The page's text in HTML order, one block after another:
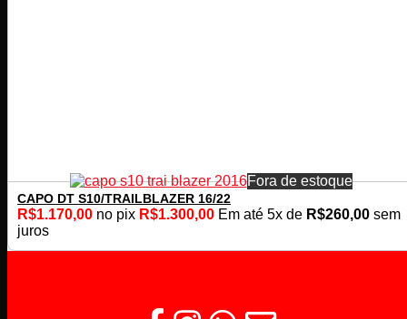
Fora de estoque
CAPO DT S10/TRAILBLAZER 16/22
R$1.170,00 no pix R$1.300,00 Em até 5x de R$260,00 sem
juros